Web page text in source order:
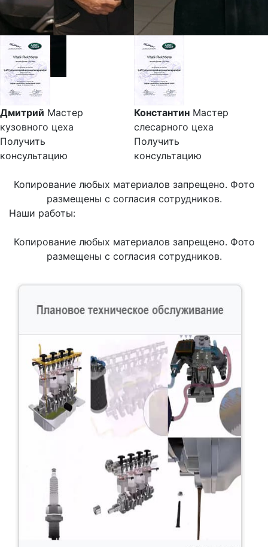
Дмитрий Мастер
кузовного цеха
Получить
консультацию
Константин Мастер
слесарного цеха
Получить
консультацию
Копирование любых материалов запрещено. Фото
размещены с согласия сотрудников.
Наши работы:
Копирование любых материалов запрещено. Фото
размещены с согласия сотрудников.